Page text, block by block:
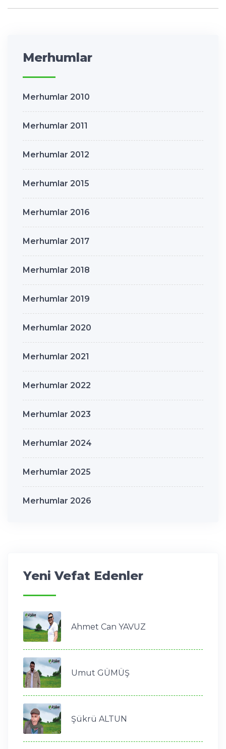
Merhumlar
Merhumlar 2010
Merhumlar 2011
Merhumlar 2012
Merhumlar 2015
Merhumlar 2016
Merhumlar 2017
Merhumlar 2018
Merhumlar 2019
Merhumlar 2020
Merhumlar 2021
Merhumlar 2022
Merhumlar 2023
Merhumlar 2024
Merhumlar 2025
Merhumlar 2026
Yeni Vefat Edenler
Ahmet Can YAVUZ
Umut GÜMÜŞ
Şükrü ALTUN